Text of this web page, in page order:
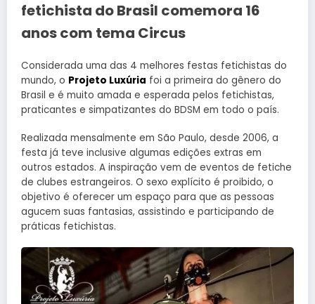
fetichista do Brasil comemora 16
anos com tema Circus
Considerada uma das 4 melhores festas fetichistas do
mundo, o Projeto Luxúria foi a primeira do gênero do
Brasil e é muito amada e esperada pelos fetichistas,
praticantes e simpatizantes do BDSM em todo o país.
Realizada mensalmente em São Paulo, desde 2006, a
festa já teve inclusive algumas edições extras em
outros estados. A inspiração vem de eventos de fetiche
de clubes estrangeiros. O sexo explícito é proibido, o
objetivo é oferecer um espaço para que as pessoas
agucem suas fantasias, assistindo e participando de
práticas fetichistas.